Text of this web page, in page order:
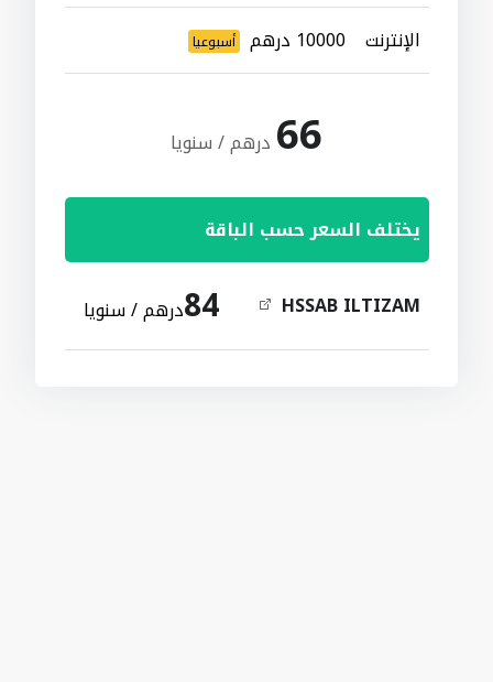
الإنترنت 10000 درهم أسبوعيا
66 درهم / سنويا
يختلف السعر حسب الباقة
HSSAB ILTIZAM
84درهم / سنويا